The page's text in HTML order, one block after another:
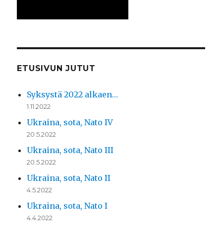
ETUSIVUN JUTUT
Syksystä 2022 alkaen…
1.11.2022
Ukraina, sota, Nato IV
20.5.2022
Ukraina, sota, Nato III
20.5.2022
Ukraina, sota, Nato II
4.5.2022
Ukraina, sota, Nato I
4.4.2022